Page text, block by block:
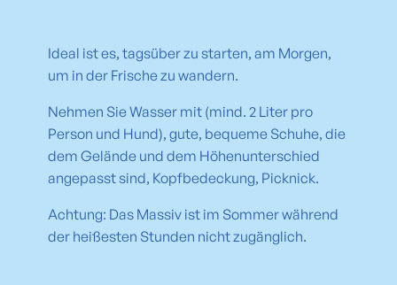
Ideal ist es, tagsüber zu starten, am Morgen,
um in der Frische zu wandern.
Nehmen Sie Wasser mit (mind. 2 Liter pro
Person und Hund), gute, bequeme Schuhe, die
dem Gelände und dem Höhenunterschied
angepasst sind, Kopfbedeckung, Picknick.
Achtung: Das Massiv ist im Sommer während
der heißesten Stunden nicht zugänglich.